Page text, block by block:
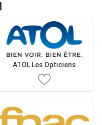
ATOL Les Opticiens